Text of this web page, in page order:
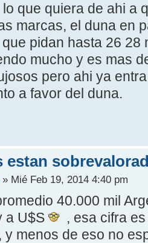
que quiera de ahi a
marcas, el duna en
pidan hasta 26 28
mucho y es mas
pero ahi ya
a favor del duna.
estan
» Mié Feb 19, 2014 4:40 pm
40.000 mil
a U$S
, esa cifra
y menos de eso no